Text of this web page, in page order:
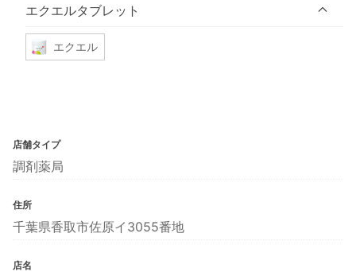
エクエルタブレット
エクエル
店舗タイプ
調剤薬局
住所
千葉県香取市佐原イ3055番地
店名